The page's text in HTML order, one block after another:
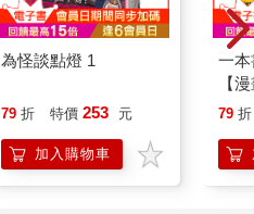
為怪談點燈 1
79 折 特價 253 元
加入購物車
一
【
行
「
學方
79 折